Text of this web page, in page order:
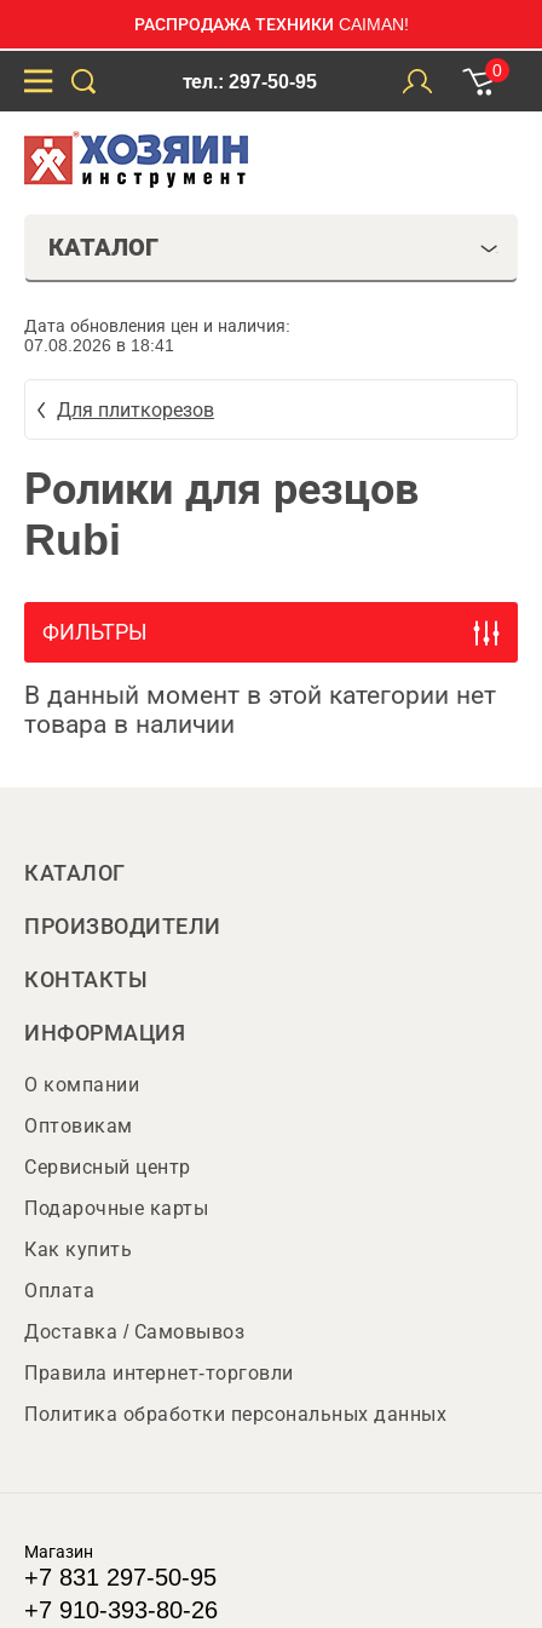
РАСПРОДАЖА ТЕХНИКИ CAIMAN!
тел.: 297-50-95
0
КАТАЛОГ
Дата обновления цен и наличия:
07.08.2026 в 18:41
Для плиткорезов
Ролики для резцов
Rubi
ФИЛЬТРЫ
В данный момент в этой категории нет
товара в наличии
КАТАЛОГ
ПРОИЗВОДИТЕЛИ
КОНТАКТЫ
ИНФОРМАЦИЯ
О компании
Оптовикам
Сервисный центр
Подарочные карты
Как купить
Оплата
Доставка / Самовывоз
Правила интернет-торговли
Политика обработки персональных данных
Магазин
+7 831 297-50-95
+7 910-393-80-26